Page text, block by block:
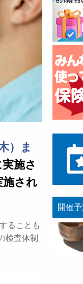
）ま
施さ
施され
ることも
検査体制
開催